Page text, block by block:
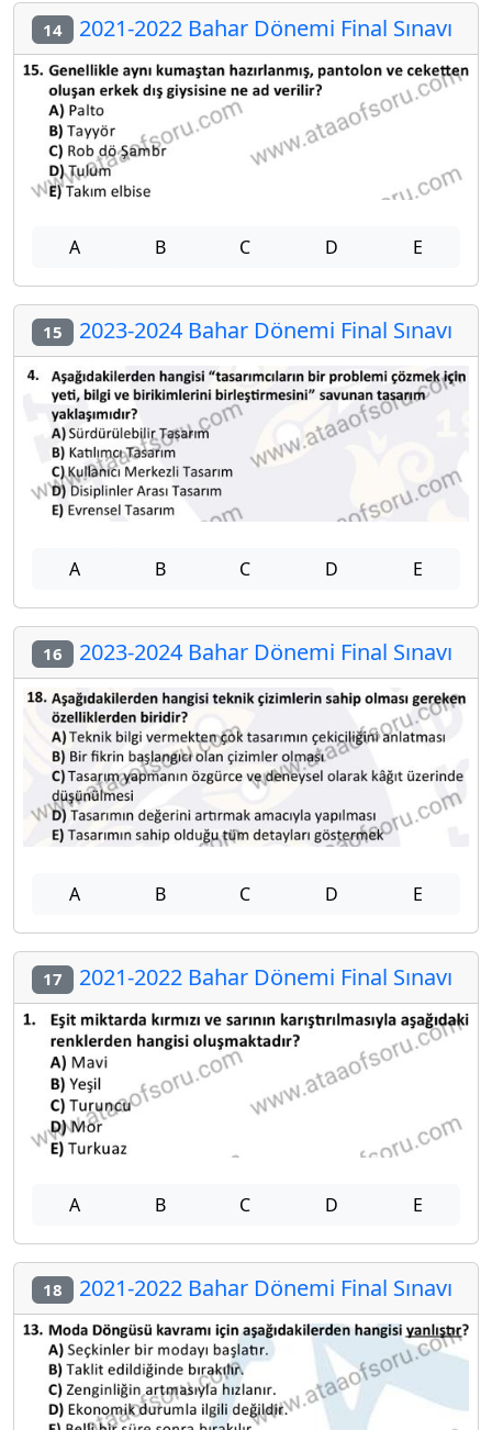
14 2021-2022 Bahar Dönemi Final Sınavı
A B C D E
15 2023-2024 Bahar Dönemi Final Sınavı
A B C D E
16 2023-2024 Bahar Dönemi Final Sınavı
A B C D E
17 2021-2022 Bahar Dönemi Final Sınavı
A B C D E
18 2021-2022 Bahar Dönemi Final Sınavı